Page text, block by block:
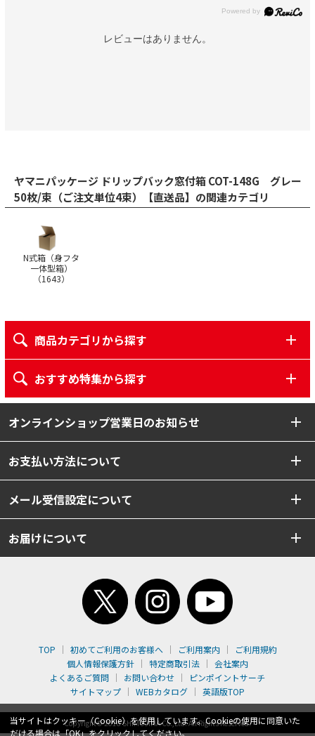
当サイトはクッキー（Cookie）を使用しています。Cookieの使用に同意いた
だける場合は「OK」をクリックしてください。
レビューはありません。
ヤマニパッケージ ドリップバック窓付箱 COT-148G グレー
50枚/束（ご注文単位4束）【直送品】の関連カテゴリ
N式箱（身フタ
一体型箱）
（1643）
商品カテゴリから探す
おすすめ特集から探す
オンラインショップ営業日のお知らせ
お支払い方法について
メール受信設定について
お届けについて
TOP 初めてご利用のお客様へ ご利用案内
ご利用規約
個人情報保護方針
特定商取引法
会社案内
よくあるご質問
お問い合わせ
ピンポイントサーチ
サイトマップ
WEBカタログ 英語版TOP
Copyright© 2018 SHIMOJIMA Co.,Ltd. All Rights Reserved.